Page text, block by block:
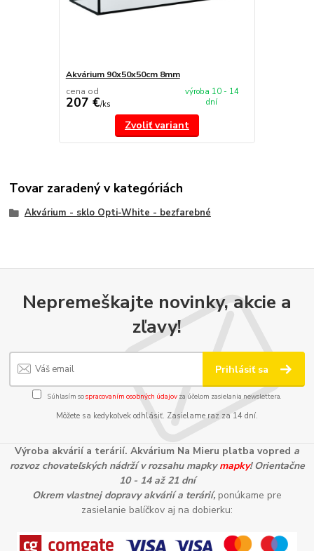
Akvárium 90x50x50cm 8mm
cena od
207 €/ks
výroba 10 - 14
dní
Zvoliť variant
Tovar zaradený v kategóriách
Akvárium - sklo Opti-White - bezfarebné
Nepremeškajte novinky, akcie a
zľavy!
Prihlásiť sa
Súhlasím sospracovaním osobných údajov za účelom zasielania newslettera.
Môžete sa kedykoľvek odhlásiť. Zasielame raz za 14 dní.
Výroba akvárií a terárií. Akvárium Na Mieru platba vopred a
rozvoz chovateľských nádrží v rozsahu mapkymapky! Orientačne
10 - 14 až 21 dní
Okrem vlastnej dopravy akvárií a terárií, ponúkame pre
zasielanie balíčkov aj na dobierku: